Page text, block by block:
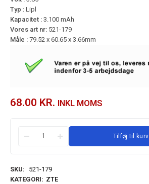
Typ : Lipl
Kapacitet : 3.100 mAh
Vores art nr: 521-179
Måle : 79.52 x 60.65 x 3.66mm
68.00 KR. INKL MOMS
Tilføj til kurv
SKU:
521-179
KATEGORI: ZTE